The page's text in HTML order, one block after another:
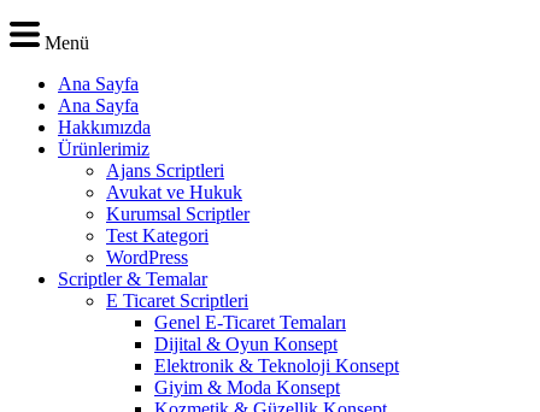
Menü
Ana Sayfa
Ana Sayfa
Hakkımızda
Ürünlerimiz
Ajans Scriptleri
Avukat ve Hukuk
Kurumsal Scriptler
Test Kategori
WordPress
Scriptler & Temalar
E Ticaret Scriptleri
Genel E-Ticaret Temaları
Dijital & Oyun Konsept
Elektronik & Teknoloji Konsept
Giyim & Moda Konsept